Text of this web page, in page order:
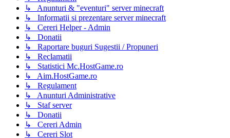
↳ Anunturi & "eventuri" server minecraft
↳ Informatii si prezentare server minecraft
↳ Cereri Helper - Admin
↳ Donatii
↳ Raportare buguri Sugestii / Propuneri
↳ Reclamatii
↳ Statistici Mc.HostGame.ro
↳ Aim.HostGame.ro
↳ Regulament
↳ Anunturi Administrative
↳ Staf server
↳ Donatii
↳ Cereri Admin
↳ Cereri Slot